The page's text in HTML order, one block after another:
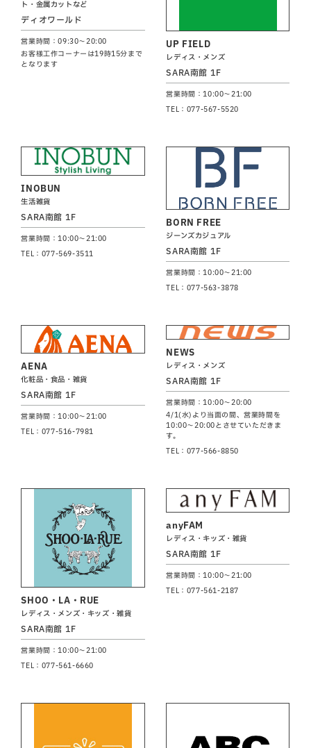
ト・金属カットなど
ディオワールド
営業時間：09:30～20:00
お客様工作コーナーは19時15分まで
となります
UP FIELD
レディス・メンズ
SARA南館 1F
営業時間：10:00～21:00
TEL：077-567-5520
INOBUN
生活雑貨
SARA南館 1F
営業時間：10:00～21:00
TEL：077-569-3511
BORN FREE
ジーンズカジュアル
SARA南館 1F
営業時間：10:00～21:00
TEL：077-563-3878
AENA
化粧品・食品・雑貨
SARA南館 1F
営業時間：10:00～21:00
TEL：077-516-7981
NEWS
レディス・メンズ
SARA南館 1F
営業時間：10:00～20:00
4/1(水)より当面の間、営業時間を
10:00～20:00とさせていただきま
す。
TEL：077-566-8850
SHOO・LA・RUE
レディス・メンズ・キッズ・雑貨
SARA南館 1F
営業時間：10:00～21:00
TEL：077-561-6660
anyFAM
レディス・キッズ・雑貨
SARA南館 1F
営業時間：10:00～21:00
TEL：077-561-2187